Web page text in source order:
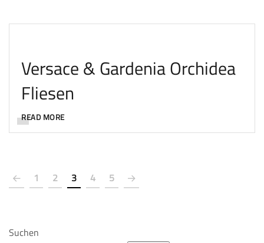
Versace & Gardenia Orchidea
Fliesen
READ MORE
1 2 3 4 5
Suchen